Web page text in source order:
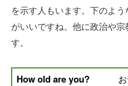
を示す人もいます。下のよ
がいいですね。他に政治や
す。
How old are you?